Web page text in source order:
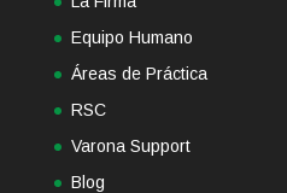
Equipo Humano
Áreas de Práctica
RSC
Varona Support
Blog